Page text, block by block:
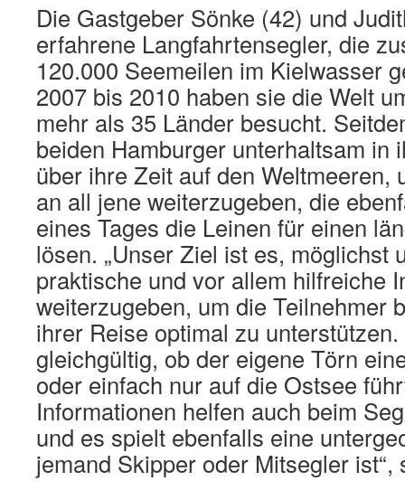
Die Gastgeber Sönke (42) und
erfahrene Langfahrtensegler, die
120.000 Seemeilen im Kielwasser
2007 bis 2010 haben sie die Welt
mehr als 35 Länder besucht.
beiden Hamburger unterhaltsam in
über ihre Zeit auf den Weltmeeren,
an all jene weiterzugeben, die
eines Tages die Leinen für einen
lösen. „Unser Ziel ist es, möglichst
praktische und vor allem hilfreiche
weiterzugeben, um die Teilnehmer
ihrer Reise optimal zu
gleichgültig, ob der eigene Törn
oder einfach nur auf die Ostsee
Informationen helfen auch beim
und es spielt ebenfalls eine
jemand Skipper oder Mitsegler ist“,